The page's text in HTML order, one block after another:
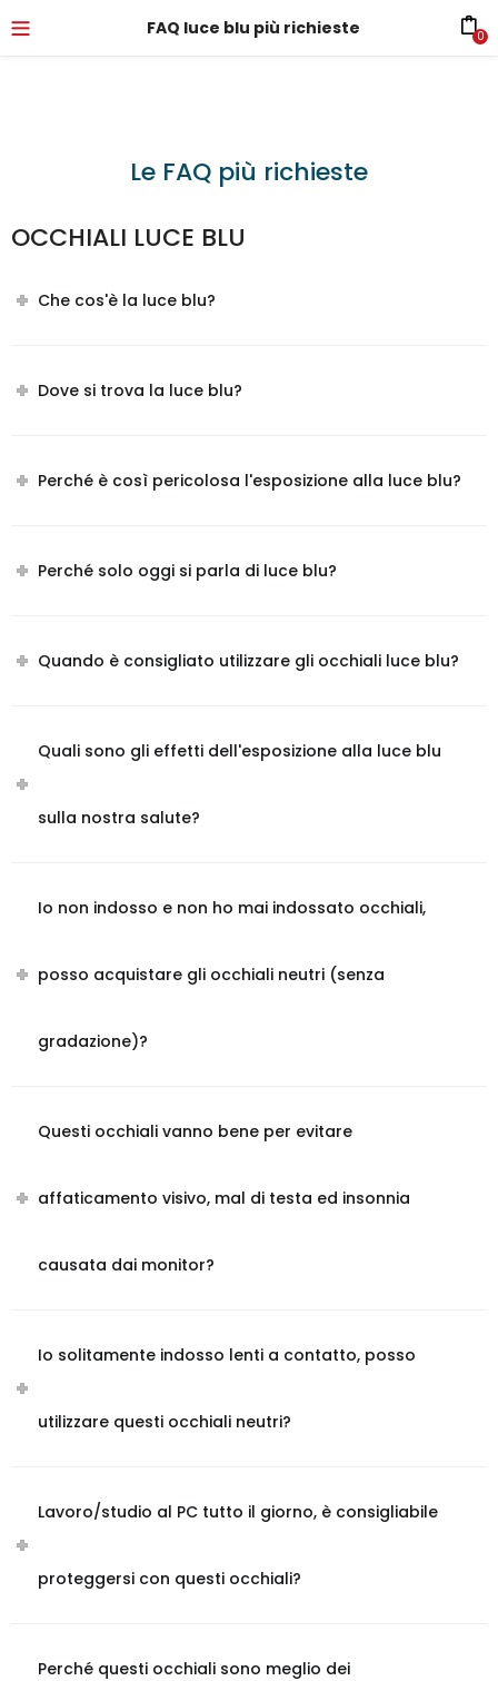
FAQ luce blu più richieste 0
Le FAQ più richieste
OCCHIALI LUCE BLU
Che cos'è la luce blu?
Dove si trova la luce blu?
Perché è così pericolosa l'esposizione alla luce blu?
Perché solo oggi si parla di luce blu?
Quando è consigliato utilizzare gli occhiali luce blu?
Quali sono gli effetti dell'esposizione alla luce blu
sulla nostra salute?
Io non indosso e non ho mai indossato occhiali,
posso acquistare gli occhiali neutri (senza
gradazione)?
Questi occhiali vanno bene per evitare
affaticamento visivo, mal di testa ed insonnia
causata dai monitor?
Io solitamente indosso lenti a contatto, posso
utilizzare questi occhiali neutri?
Lavoro/studio al PC tutto il giorno, è consigliabile
proteggersi con questi occhiali?
Perché questi occhiali sono meglio dei